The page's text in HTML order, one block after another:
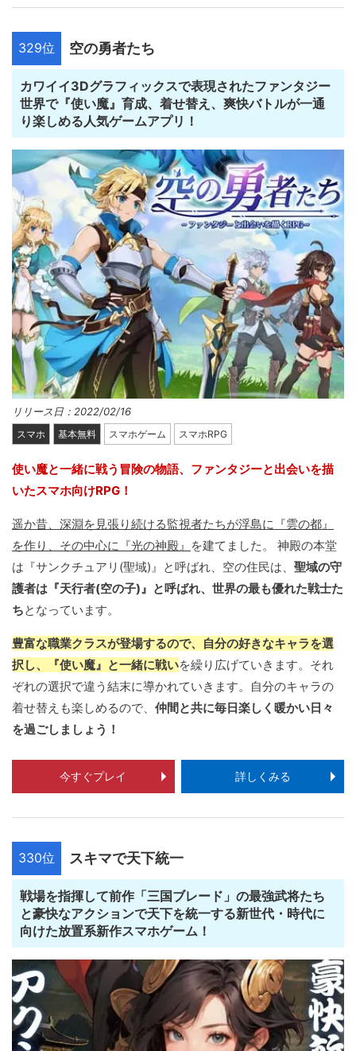
329位 空の勇者たち
カワイイ3Dグラフィックスで表現されたファンタジー
世界で『使い魔』育成、着せ替え、爽快バトルが一通
り楽しめる人気ゲームアプリ！
リリース日：2022/02/16
スマホ 基本無料 スマホゲーム スマホRPG
使い魔と一緒に戦う冒険の物語、ファンタジーと出会いを描
いたスマホ向けRPG！
遥か昔、深淵を見張り続ける監視者たちが浮島に『雲の都』
を作り、その中心に『光の神殿』 を建てました。 神殿の本堂
は『サンクチュアリ(聖域)』と呼ばれ、空の住民は、 聖域の守
護者は『天行者(空の子)』と呼ばれ、世界の最も優れた戦士た
ちとなっています。
豊富な職業クラスが登場するので、自分の好きなキャラを選
択し、『使い魔』と一緒に戦いを繰り広げていきます。それ
ぞれの選択で違う結末に導かれていきます。自分のキャラの
着せ替えも楽しめるので、 仲間と共に毎日楽しく暖かい日々
を過ごしましょう！
今すぐプレイ 詳しくみる
330位 スキマで天下統一
戦場を指揮して前作「三国ブレード」の最強武将たち
と豪快なアクションで天下を統一する新世代・時代に
向けた放置系新作スマホゲーム！